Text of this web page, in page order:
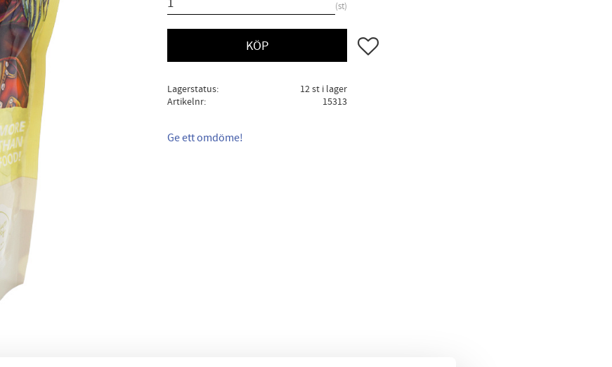
st
KÖP Lägg till i favoriter
Lagerstatus
12 st i lager
Artikelnr
15313
Ge ett omdöme!